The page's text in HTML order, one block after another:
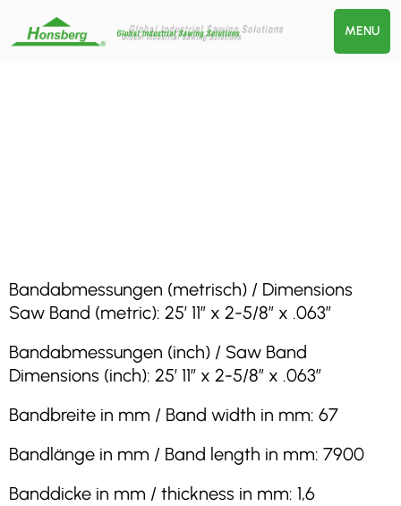
MENU
Bandabmessungen (metrisch) / Dimensions
Saw Band (metric): 25′ 11″ x 2-5/8″ x .063″
Bandabmessungen (inch) / Saw Band
Dimensions (inch): 25′ 11″ x 2-5/8″ x .063″
Bandbreite in mm / Band width in mm: 67
Bandlänge in mm / Band length in mm: 7900
Banddicke in mm / thickness in mm: 1,6